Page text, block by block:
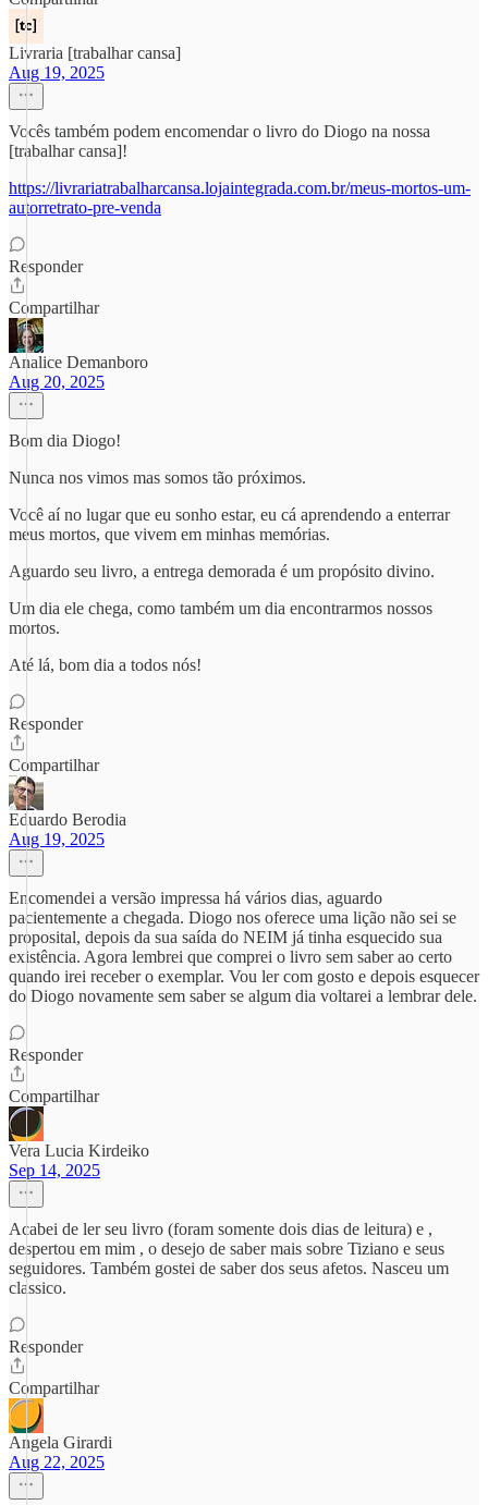
Livraria [trabalhar cansa]
Aug 19, 2025
Vocês também podem encomendar o livro do Diogo na nossa
[trabalhar cansa]!
https://livrariatrabalharcansa.lojaintegrada.com.br/meus-mortos-um-
autorretrato-pre-venda
Responder
Compartilhar
Analice Demanboro
Aug 20, 2025
Bom dia Diogo!
Nunca nos vimos mas somos tão próximos.
Você aí no lugar que eu sonho estar, eu cá aprendendo a enterrar
meus mortos, que vivem em minhas memórias.
Aguardo seu livro, a entrega demorada é um propósito divino.
Um dia ele chega, como também um dia encontrarmos nossos
mortos.
Até lá, bom dia a todos nós!
Responder
Compartilhar
Eduardo Berodia
Aug 19, 2025
Encomendei a versão impressa há vários dias, aguardo
pacientemente a chegada. Diogo nos oferece uma lição não sei se
proposital, depois da sua saída do NEIM já tinha esquecido sua
existência. Agora lembrei que comprei o livro sem saber ao certo
quando irei receber o exemplar. Vou ler com gosto e depois esquecer
do Diogo novamente sem saber se algum dia voltarei a lembrar dele.
Responder
Compartilhar
Vera Lucia Kirdeiko
Sep 14, 2025
Acabei de ler seu livro (foram somente dois dias de leitura) e ,
despertou em mim , o desejo de saber mais sobre Tiziano e seus
seguidores. Também gostei de saber dos seus afetos. Nasceu um
classico.
Responder
Compartilhar
Angela Girardi
Aug 22, 2025